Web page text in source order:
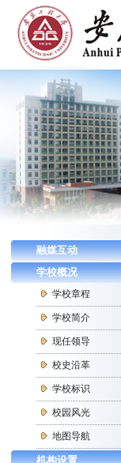
融媒互动
学校概况
学校章程
学校简介
现任领导
校史沿革
学校标识
校园风光
地图导航
机构设置